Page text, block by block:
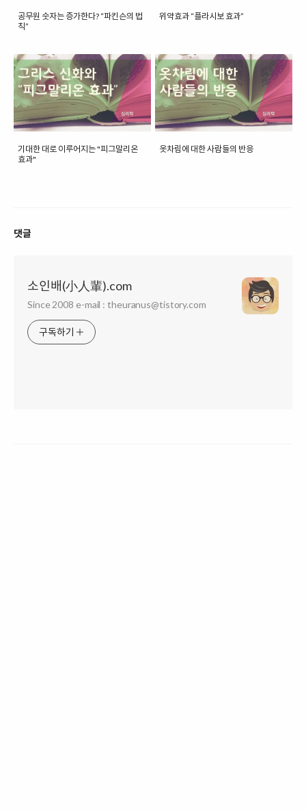
공무원 숫자는 증가한다? “파킨슨의 법
칙”
위약효과 “플라시보 효과”
기대한 대로 이루어지는 "피그말리온
효과"
옷차림에 대한 사람들의 반응
댓글
소인배(小人輩).com
Since 2008 e-mail : theuranus@tistory.com
구독하기